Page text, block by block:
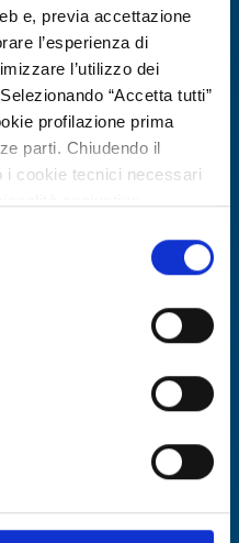
e, previa accettazione
l’esperienza di
l’utilizzo dei
“Accetta tutti”
profilazione prima
parti. Chiudendo il
i cookie tecnici necessari
la nostra cookie policy.
it/co
it/pr
partner R&D
idrogeno e
SCOPRI DI PIÙ →